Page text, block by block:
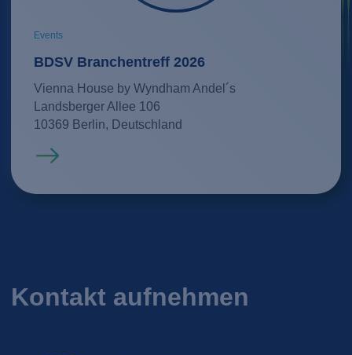
Events
BDSV Branchentreff 2026
Vienna House by Wyndham Andel´s
Landsberger Allee 106
10369 Berlin, Deutschland
Mehr erfahren
Kontakt aufnehmen